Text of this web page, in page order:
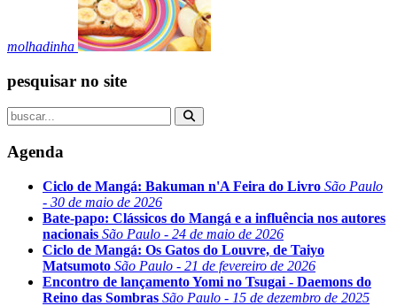
molhadinha
pesquisar no site
Agenda
Ciclo de Mangá: Bakuman n'A Feira do Livro São Paulo
- 30 de maio de 2026
Bate-papo: Clássicos do Mangá e a influência nos autores
nacionais São Paulo - 24 de maio de 2026
Ciclo de Mangá: Os Gatos do Louvre, de Taiyo
Matsumoto São Paulo - 21 de fevereiro de 2026
Encontro de lançamento Yomi no Tsugai - Daemons do
Reino das Sombras São Paulo - 15 de dezembro de 2025